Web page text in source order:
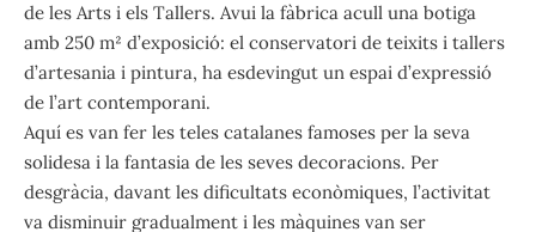
de les Arts i els Tallers. Avui la fàbrica acull una botiga
amb 250 m² d’exposició: el conservatori de teixits i tallers
d’artesania i pintura, ha esdevingut un espai d’expressió
de l’art contemporani.
Aquí es van fer les teles catalanes famoses per la seva
solidesa i la fantasia de les seves decoracions. Per
desgràcia, davant les dificultats econòmiques, l’activitat
va disminuir gradualment i les màquines van ser